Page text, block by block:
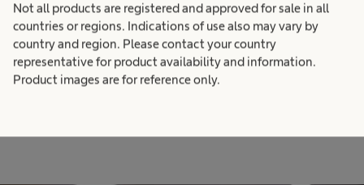
Not all products are registered and approved for sale in all
countries or regions. Indications of use also may vary by
country and region. Please contact your country
representative for product availability and information.
Product images are for reference only.
O nosso ADN
Vivemos os nossos
valores.